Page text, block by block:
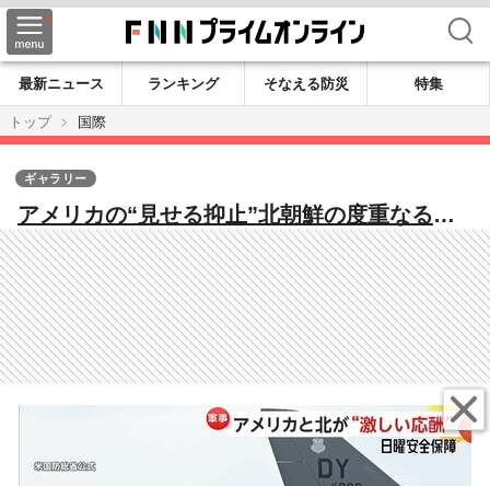
検索
最新ニュース ランキング そなえる防災
特集
トップ
国際
アメリカの“見せる抑止”北朝鮮の度重なる挑
発で「B-1B」異例の4機派遣 「新型駆逐艦
チェヒョン」進水の狙いは【日曜安全保障】
ギャラリー